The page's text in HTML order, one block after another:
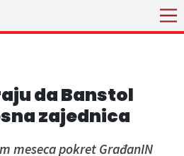
da Banstol
zajednica
meseca pokret GrađanIN